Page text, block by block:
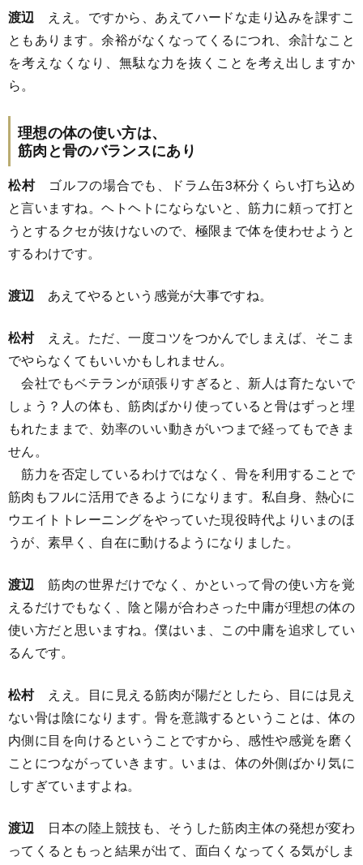
渡辺 ええ。ですから、あえてハードな走り込みを課すこ
ともあります。余裕がなくなってくるにつれ、余計なこと
を考えなくなり、無駄な力を抜くことを考え出しますか
ら。
理想の体の使い方は、
筋肉と骨のバランスにあり
松村ゴルフの場合でも、ドラム缶3杯分くらい打ち込め
と言いますね。ヘトヘトにならないと、筋力に頼って打と
うとするクセが抜けないので、極限まで体を使わせようと
するわけです。
渡辺 あえてやるという感覚が大事ですね。
松村ええ。ただ、一度コツをつかんでしまえば、そこま
でやらなくてもいいかもしれません。
会社でもベテランが頑張りすぎると、新人は育たないで
しょう？人の体も、筋肉ばかり使っていると骨はずっと埋
もれたままで、効率のいい動きがいつまで経ってもできま
せん。
筋力を否定しているわけではなく、骨を利用することで
筋肉もフルに活用できるようになります。私自身、熱心に
ウエイトトレーニングをやっていた現役時代よりいまのほ
うが、素早く、自在に動けるようになりました。
渡辺 筋肉の世界だけでなく、かといって骨の使い方を覚
えるだけでもなく、陰と陽が合わさった中庸が理想の体の
使い方だと思いますね。僕はいま、この中庸を追求してい
るんです。
松村ええ。目に見える筋肉が陽だとしたら、目には見え
ない骨は陰になります。骨を意識するということは、体の
内側に目を向けるということですから、感性や感覚を磨く
ことにつながっていきます。いまは、体の外側ばかり気に
しすぎていますよね。
渡辺 日本の陸上競技も、そうした筋肉主体の発想が変わ
ってくるともっと結果が出て、面白くなってくる気がしま